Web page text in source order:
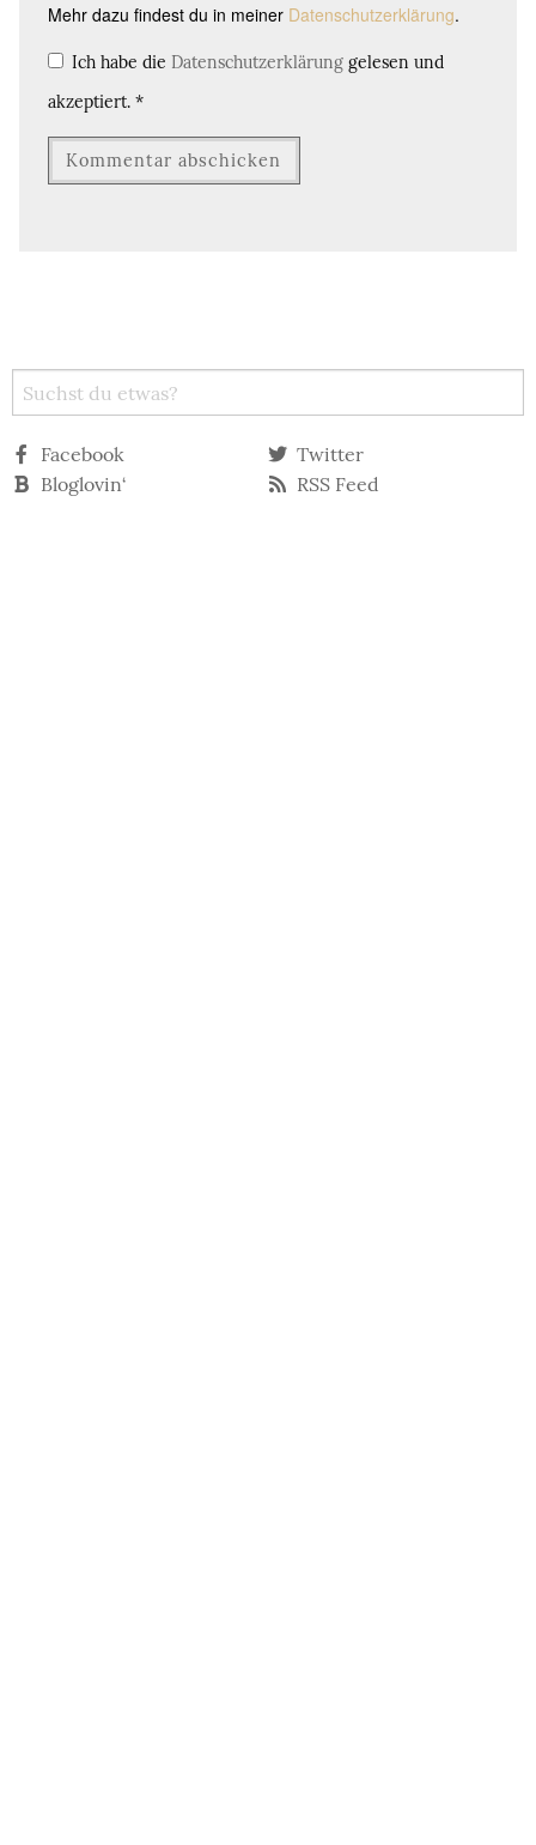
Mehr dazu findest du in meiner Datenschutzerklärung.
Ich habe die Datenschutzerklärung gelesen und
akzeptiert. *
Facebook
Twitter
Bloglovin‘
RSS Feed